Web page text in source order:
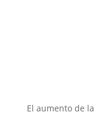
El aumento de